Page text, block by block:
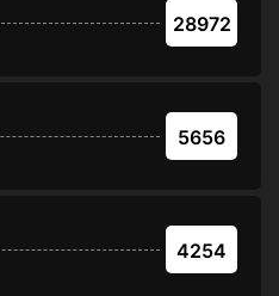
28972
5656
4254